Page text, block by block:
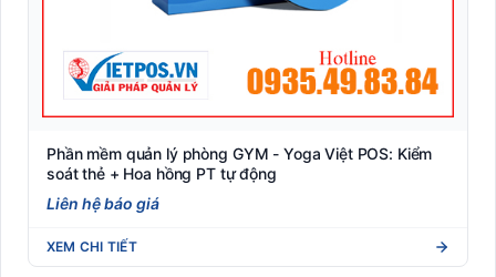
Phần mềm quản lý phòng GYM - Yoga Việt POS: Kiểm
soát thẻ + Hoa hồng PT tự động
Liên hệ báo giá
XEM CHI TIẾT